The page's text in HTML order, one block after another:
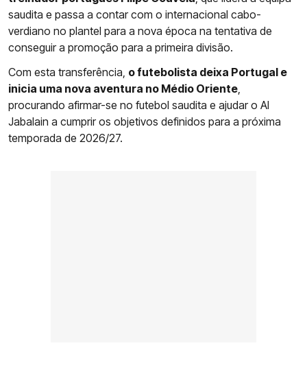
saudita e passa a contar com o internacional cabo-
verdiano no plantel para a nova época na tentativa de
conseguir a promoção para a primeira divisão.
Com esta transferência, o futebolista deixa Portugal e
inicia uma nova aventura no Médio Oriente
procurando afirmar-se no futebol saudita e ajudar o Al
Jabalain a cumprir os objetivos definidos para a próxima
temporada de 2026/27.